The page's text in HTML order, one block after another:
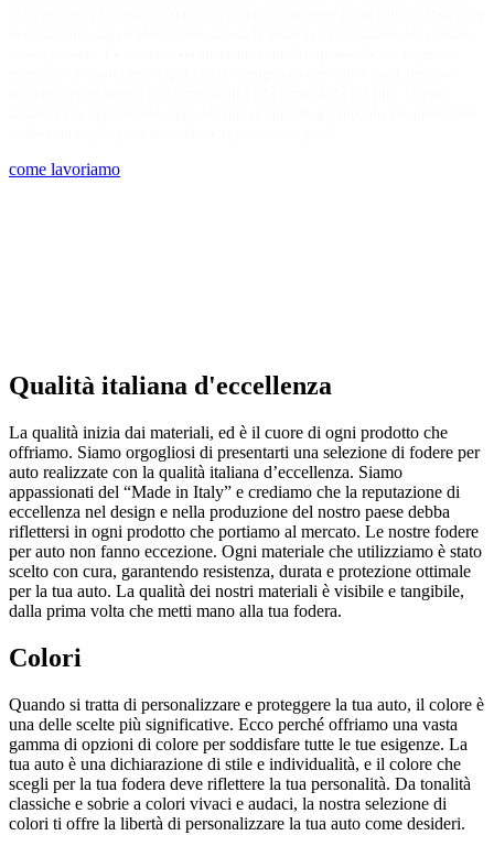
come lavoriamo
Qualità italiana d'eccellenza
La qualità inizia dai materiali, ed è il cuore di ogni prodotto che
offriamo. Siamo orgogliosi di presentarti una selezione di fodere per
auto realizzate con la qualità italiana d’eccellenza. Siamo
appassionati del “Made in Italy” e crediamo che la reputazione di
eccellenza nel design e nella produzione del nostro paese debba
riflettersi in ogni prodotto che portiamo al mercato. Le nostre fodere
per auto non fanno eccezione. Ogni materiale che utilizziamo è stato
scelto con cura, garantendo resistenza, durata e protezione ottimale
per la tua auto. La qualità dei nostri materiali è visibile e tangibile,
dalla prima volta che metti mano alla tua fodera.
Colori
Quando si tratta di personalizzare e proteggere la tua auto, il colore è
una delle scelte più significative. Ecco perché offriamo una vasta
gamma di opzioni di colore per soddisfare tutte le tue esigenze. La
tua auto è una dichiarazione di stile e individualità, e il colore che
scegli per la tua fodera deve riflettere la tua personalità. Da tonalità
classiche e sobrie a colori vivaci e audaci, la nostra selezione di
colori ti offre la libertà di personalizzare la tua auto come desideri.